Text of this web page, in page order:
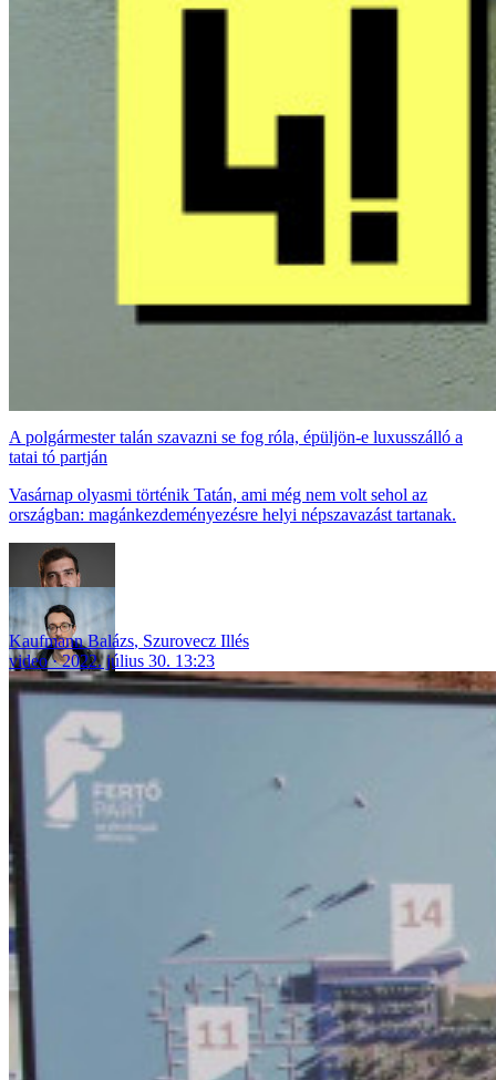
A polgármester talán szavazni se fog róla, épüljön-e luxusszálló a
tatai tó partján
Vasárnap olyasmi történik Tatán, ami még nem volt sehol az
országban: magánkezdeményezésre helyi népszavazást tartanak.
Kaufmann Balázs, Szurovecz Illés
video
2022. július 30. 13:23